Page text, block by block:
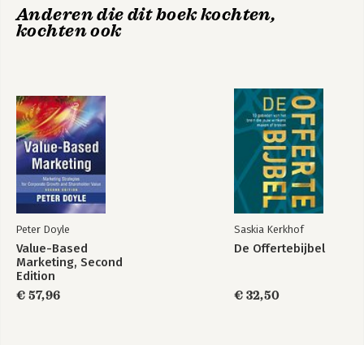
11. Managing marketing channels
12. Marketing in service businesses
Anderen die dit boek kochten,
kochten ook
Peter Doyle
Value-Based
Marketing, Second
Edition
€ 57,96
Saskia Kerkhof
De Offertebijbel
€ 32,50